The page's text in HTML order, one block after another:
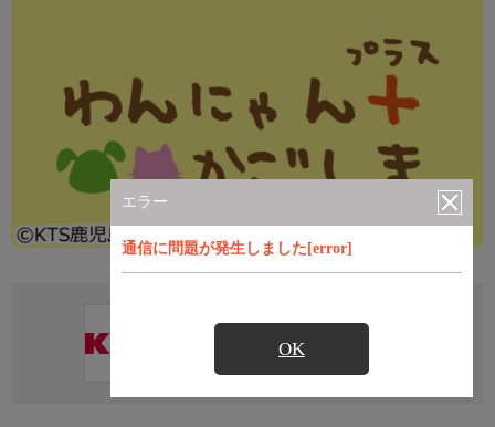
エラー
通信に問題が発生しました[error]
OK
直近の放送予定はありません